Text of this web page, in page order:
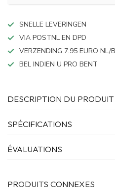
SNELLE LEVERINGEN
VIA POSTNL EN DPD
VERZENDING 7.95 EURO NL/
BEL INDIEN U PRO BENT
DESCRIPTION DU PRODUIT
SPÉCIFICATIONS
ÉVALUATIONS
PRODUITS CONNEXES